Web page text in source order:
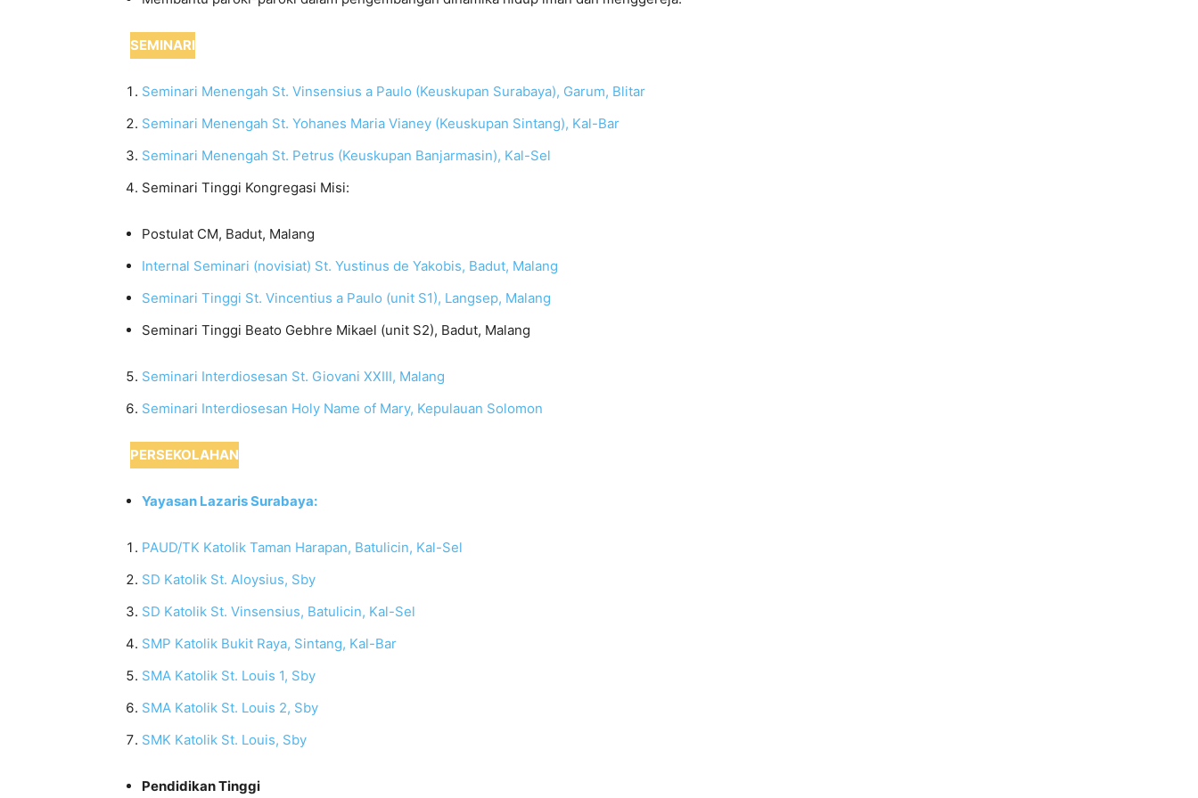
SEMINARI
Seminari Menengah St. Vinsensius a Paulo (Keuskupan Surabaya), Garum, Blitar
Seminari Menengah St. Yohanes Maria Vianey (Keuskupan Sintang), Kal-Bar
Seminari Menengah St. Petrus (Keuskupan Banjarmasin), Kal-Sel
Seminari Tinggi Kongregasi Misi:
Postulat CM, Badut, Malang
Internal Seminari (novisiat) St. Yustinus de Yakobis, Badut, Malang
Seminari Tinggi St. Vincentius a Paulo (unit S1), Langsep, Malang
Seminari Tinggi Beato Gebhre Mikael (unit S2), Badut, Malang
Seminari Interdiosesan St. Giovani XXIII, Malang
Seminari Interdiosesan Holy Name of Mary, Kepulauan Solomon
PERSEKOLAHAN
Yayasan Lazaris Surabaya:
PAUD/TK Katolik Taman Harapan, Batulicin, Kal-Sel
SD Katolik St. Aloysius, Sby
SD Katolik St. Vinsensius, Batulicin, Kal-Sel
SMP Katolik Bukit Raya, Sintang, Kal-Bar
SMA Katolik St. Louis 1, Sby
SMA Katolik St. Louis 2, Sby
SMK Katolik St. Louis, Sby
Pendidikan Tinggi